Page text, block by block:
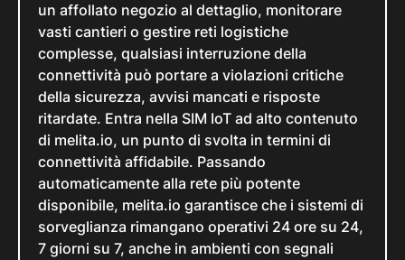
un affollato negozio al dettaglio, monitorare
vasti cantieri o gestire reti logistiche
complesse, qualsiasi interruzione della
connettività può portare a violazioni critiche
della sicurezza, avvisi mancati e risposte
ritardate. Entra nella SIM IoT ad alto contenuto
di melita.io, un punto di svolta in termini di
connettività affidabile. Passando
automaticamente alla rete più potente
disponibile, melita.io garantisce che i sistemi di
sorveglianza rimangano operativi 24 ore su 24,
7 giorni su 7, anche in ambienti con segnali